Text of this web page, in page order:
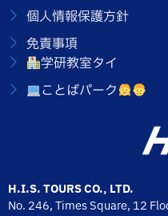
個人情報保護方針
免責事項
学研教室タイ
ことばパーク
H.I.S. TOURS CO., LTD.
No. 246, Times Square, 12